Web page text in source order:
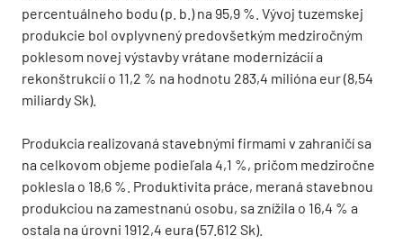
percentuálneho bodu (p. b.) na 95,9 %. Vývoj tuzemskej
produkcie bol ovplyvnený predovšetkým medziročným
poklesom novej výstavby vrátane modernizácií a
rekonštrukcií o 11,2 % na hodnotu 283,4 milióna eur (8,54
miliardy Sk).
Produkcia realizovaná stavebnými firmami v zahraničí sa
na celkovom objeme podieľala 4,1 %, pričom medziročne
poklesla o 18,6 %. Produktivita práce, meraná stavebnou
produkciou na zamestnanú osobu, sa znížila o 16,4 % a
ostala na úrovni 1912,4 eura (57.612 Sk).